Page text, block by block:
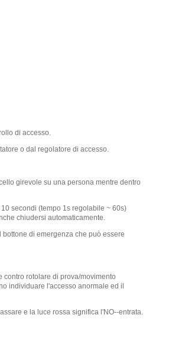
di accesso.
o dal regolatore di accesso.
girevole su una persona mentre dentro
secondi (tempo 1s regolabile ~ 60s)
chiudersi automaticamente.
di emergenza che può essere
rotolare di prova/movimento
individuare l'accesso anormale ed il
e la luce rossa significa l'NO--entrata.